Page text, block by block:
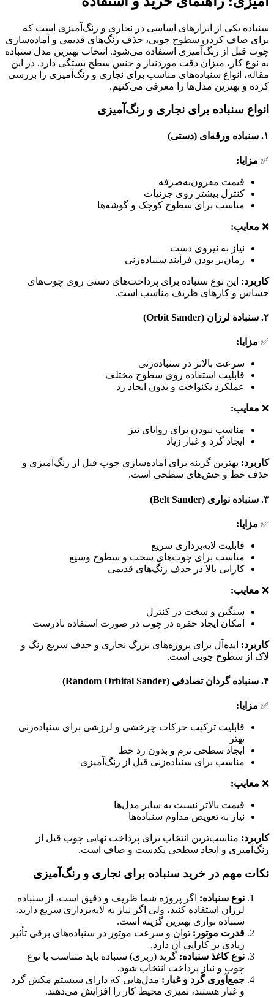
سنباده یکی از ابزارهای اساسی در نجاری و رنگ‌آمیزی است که
برای صاف کردن سطوح چوبی، حذف رنگ‌های قدیمی و آماده‌سازی
چوب قبل از رنگ‌آمیزی استفاده می‌شود. انتخاب بهترین مدل سنباده
به نوع کار، میزان دقت موردنیاز و جنس سطح بستگی دارد. در این
مقاله، انواع سنباده‌های مناسب برای نجاری و رنگ‌آمیزی را بررسی
کرده و بهترین مدل‌ها را معرفی می‌کنیم.
انواع سنباده برای نجاری و رنگ‌آمیزی
۱. سنباده ورقه‌ای (دستی)
✅ مزایا:
قیمت مقرون‌به‌صرفه
کنترل بیشتر روی جزئیات
مناسب برای سطوح کوچک و گوشه‌ها
❌ معایب:
نیاز به نیروی دست
زمان‌بر بودن فرآیند سنباده‌زنی
کاربرد: این نوع سنباده برای پرداخت‌های دستی روی چوب‌های
حساس و کارهای ظریف مناسب است.
۲. سنباده لرزان (Orbit Sander)
✅ مزایا:
سرعت بالاتر در سنباده‌زنی
قابلیت استفاده روی سطوح مختلف
عملکرد یکنواخت و بدون ایجاد رد
❌ معایب:
مناسب نبودن برای زوایای تیز
ایجاد گرد و غبار زیاد
کاربرد: بهترین گزینه برای آماده‌سازی چوب قبل از رنگ‌آمیزی و
حذف خط و خش‌های سطحی است.
۳. سنباده نواری (Belt Sander)
✅ مزایا:
قابلیت لایه‌برداری سریع
مناسب برای چوب‌های سخت و سطوح وسیع
کارایی بالا در حذف رنگ‌های قدیمی
❌ معایب:
سنگین و سخت در کنترل
امکان ایجاد حفره در چوب در صورت استفاده نادرست
کاربرد: ایده‌آل برای پروژه‌های بزرگ نجاری و حذف سریع رنگ و
لاک از سطوح چوبی است.
۴. سنباده گردان تصادفی (Random Orbital Sander)
✅ مزایا:
قابلیت ترکیب حرکات چرخشی و لرزشی برای سنباده‌زنی
بهتر
ایجاد سطحی نرم و بدون رد خط
مناسب برای سنباده‌زنی قبل از رنگ‌آمیزی
❌ معایب:
قیمت بالاتر نسبت به سایر مدل‌ها
نیاز به تعویض مداوم سنباده‌ها
کاربرد: مناسب‌ترین انتخاب برای پرداخت نهایی چوب قبل از
رنگ‌آمیزی و ایجاد سطحی یکدست و صاف است.
نکات مهم در خرید سنباده برای نجاری و رنگ‌آمیزی
نوع سنباده: اگر پروژه شما ظریف و دقیق است، از سنباده
لرزان استفاده کنید، ولی اگر نیاز به لایه‌برداری سریع دارید،
سنباده نواری بهترین گزینه است.
قدرت موتور: توان و سرعت موتور در سنباده‌های برقی تأثیر
زیادی بر کارایی آن دارد.
نوع کاغذ سنباده: گرید (زبری) سنباده باید متناسب با نوع
چوب و نیاز پرداخت انتخاب شود.
جمع‌آوری گرد و غبار: مدل‌هایی که دارای سیستم مکش گرد
و غبار هستند، تمیزی محیط کار را افزایش می‌دهند.